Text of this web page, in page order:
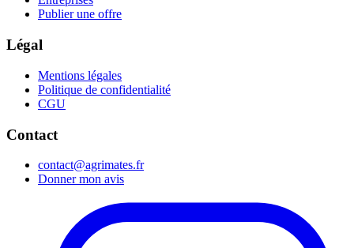
Publier une offre
Légal
Mentions légales
Politique de confidentialité
CGU
Contact
contact@agrimates.fr
Donner mon avis